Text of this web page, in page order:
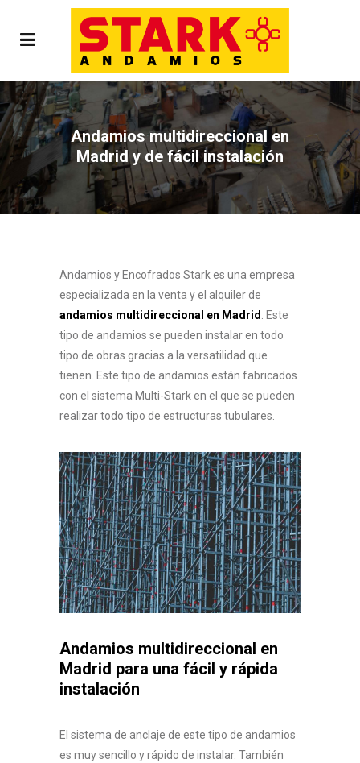
Andamios multidireccional en
Madrid y de fácil instalación
Andamios y Encofrados Stark es una empresa
especializada en la venta y el alquiler de
andamios multidireccional en Madrid
. Este
tipo de andamios se pueden instalar en todo
tipo de obras gracias a la versatilidad que
tienen. Este tipo de andamios están fabricados
con el sistema Multi-Stark en el que se pueden
realizar todo tipo de estructuras tubulares.
Andamios multidireccional en
Madrid para una fácil y rápida
instalación
El sistema de anclaje de este tipo de andamios
es muy sencillo y rápido de instalar. También